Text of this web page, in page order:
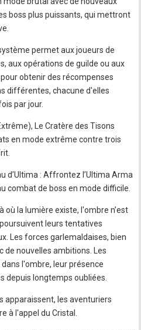
boss plus puissants, qui mettront
permet aux joueurs de
aux opérations de guilde ou aux
obtenir des récompenses
différentes, chacune d'elles
par jour.
Le Cratère des Tisons
en mode extrême contre trois
d’Ultima : Affrontez l’Ultima Arma
combat de boss en mode difficile.
où la lumière existe, l'ombre n’est
leurs tentatives
Les forces garlemaldaises, bien
nouvelles ambitions. Les
l'ombre, leur présence
depuis longtemps oubliées.
apparaissent, les aventuriers
à l'appel du Cristal.